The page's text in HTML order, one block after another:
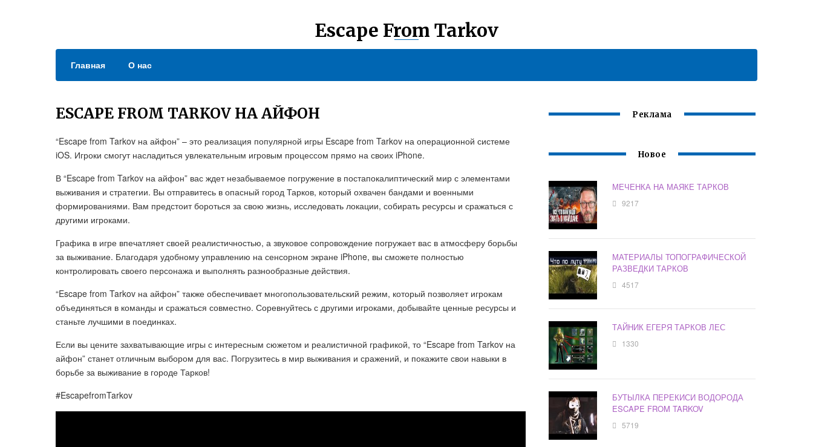
Escape From Tarkov
Главная О нас
ESCAPE FROM TARKOV НА АЙФОН
“Escape from Tarkov на айфон” – это реализация популярной игры Escape from Tarkov на операционной системе
iOS. Игроки смогут насладиться увлекательным игровым процессом прямо на своих iPhone.
В “Escape from Tarkov на айфон” вас ждет незабываемое погружение в постапокалиптический мир с элементами
выживания и стратегии. Вы отправитесь в опасный город Тарков, который охвачен бандами и военными
формированиями. Вам предстоит бороться за свою жизнь, исследовать локации, собирать ресурсы и сражаться с
другими игроками.
Графика в игре впечатляет своей реалистичностью, а звуковое сопровождение погружает вас в атмосферу борьбы
за выживание. Благодаря удобному управлению на сенсорном экране iPhone, вы сможете полностью
контролировать своего персонажа и выполнять разнообразные действия.
“Escape from Tarkov на айфон” также обеспечивает многопользовательский режим, который позволяет игрокам
объединяться в команды и сражаться совместно. Соревнуйтесь с другими игроками, добывайте ценные ресурсы и
станьте лучшими в поединках.
Если вы цените захватывающие игры с интересным сюжетом и реалистичной графикой, то “Escape from Tarkov на
айфон” станет отличным выбором для вас. Погрузитесь в мир выживания и сражений, и покажите свои навыки в
борьбе за выживание в городе Тарков!
#EscapefromTarkov
Реклама
Новое
МЕЧЕНКА НА МАЯКЕ ТАРКОВ
9217
МАТЕРИАЛЫ ТОПОГРАФИЧЕСКОЙ
РАЗВЕДКИ ТАРКОВ
4517
ТАЙНИК ЕГЕРЯ ТАРКОВ ЛЕС
1330
БУТЫЛКА ПЕРЕКИСИ ВОДОРОДА
ESCAPE FROM TARKOV
5719